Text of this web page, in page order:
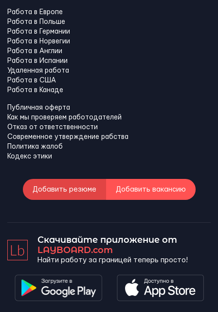
Работа в Европе
Работа в Польше
Работа в Германии
Работа в Норвегии
Работа в Англии
Работа в Испании
Удаленная работа
Работа в США
Работа в Канадe
Публичная оферта
Как мы проверяем работодателей
Отказ от ответственности
Современное утверждение рабства
Политика жалоб
Кодекс этики
Добавить резюме Добавить вакансию
Скачивайте приложение от
LAYBOARD.com
Найти работу за границей теперь просто!